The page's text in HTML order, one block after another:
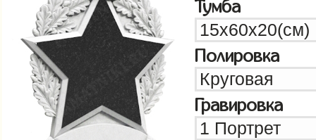
Тумба
Полировка
Гравировка